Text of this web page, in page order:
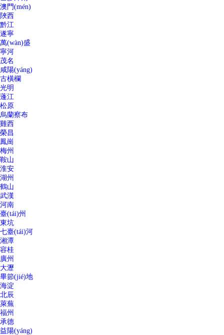
澳門(mén)
陜西
黔江
遂寧
萬(wàn)盛
寧河
茂名
咸陽(yáng)
古橫欄
光明
蓬江
松原
烏蘭察布
雞西
榮昌
鳳崗
梅州
鞍山
淮安
湖州
鶴山
武漢
河南
臺(tái)州
東坑
七臺(tái)河
湘潭
容桂
廣州
大瀝
畢節(jié)地
海淀
北辰
萊蕪
福州
承德
益陽(yáng)